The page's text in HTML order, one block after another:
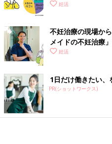
妊活
不妊治療の現場か
メイドの不妊治療
妊活
1日だけ働きたい、
PR(ショットワークス)